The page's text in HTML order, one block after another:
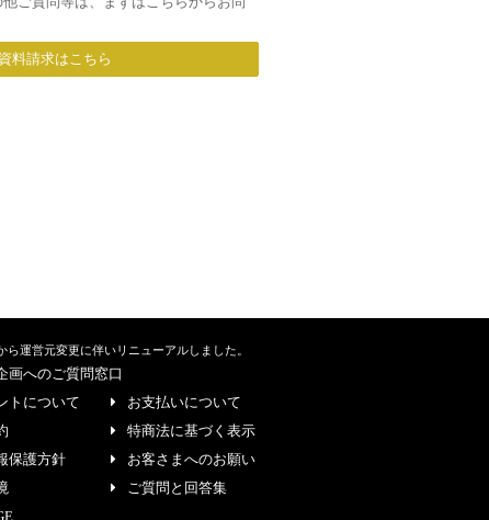
料請求はこちら
運営元変更に伴いリニューアルしました。
画へのご質問窓口
トについて
お支払いについて
特商法に基づく表示
保護方針
お客さまへのお願い
ご質問と回答集